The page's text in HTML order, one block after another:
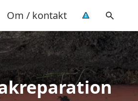
Om / kontakt